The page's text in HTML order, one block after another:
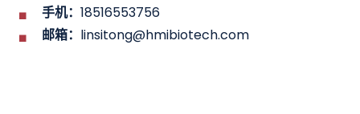
手机： 18516553756
邮箱： linsitong@hmibiotech.com